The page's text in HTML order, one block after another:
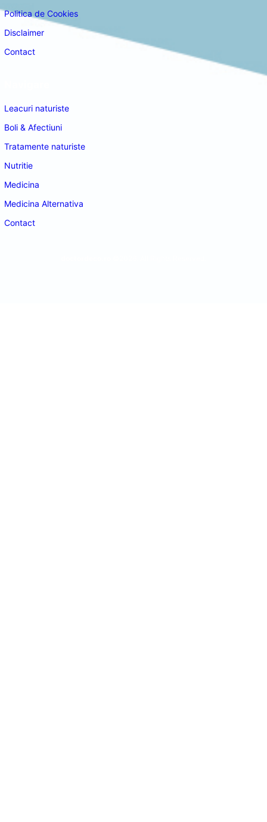
Politica de Cookies
Disclaimer
Contact
Leacuri naturiste
Boli & Afectiuni
Tratamente naturiste
Nutritie
Medicina
Medicina Alternativa
Contact